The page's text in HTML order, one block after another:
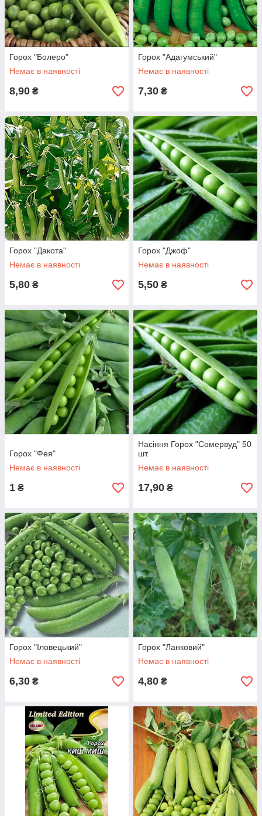
Горох "Болеро"
Немає в наявності
8,90 ₴
Горох "Адагумський"
Немає в наявності
7,30 ₴
Горох "Дакота"
Немає в наявності
5,80 ₴
Горох "Джоф"
Немає в наявності
5,50 ₴
Горох "Фея"
Немає в наявності
1 ₴
Насіння Горох "Сомервуд" 50
шт.
Немає в наявності
17,90 ₴
Горох "Іловецький"
Немає в наявності
6,30 ₴
Горох "Ланковий"
Немає в наявності
4,80 ₴